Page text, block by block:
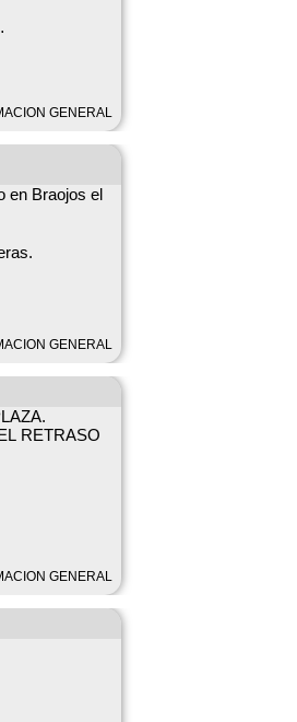
GENERAL
en Braojos el
por la ola
a través de su
GENERAL
RETRASO
GENERAL